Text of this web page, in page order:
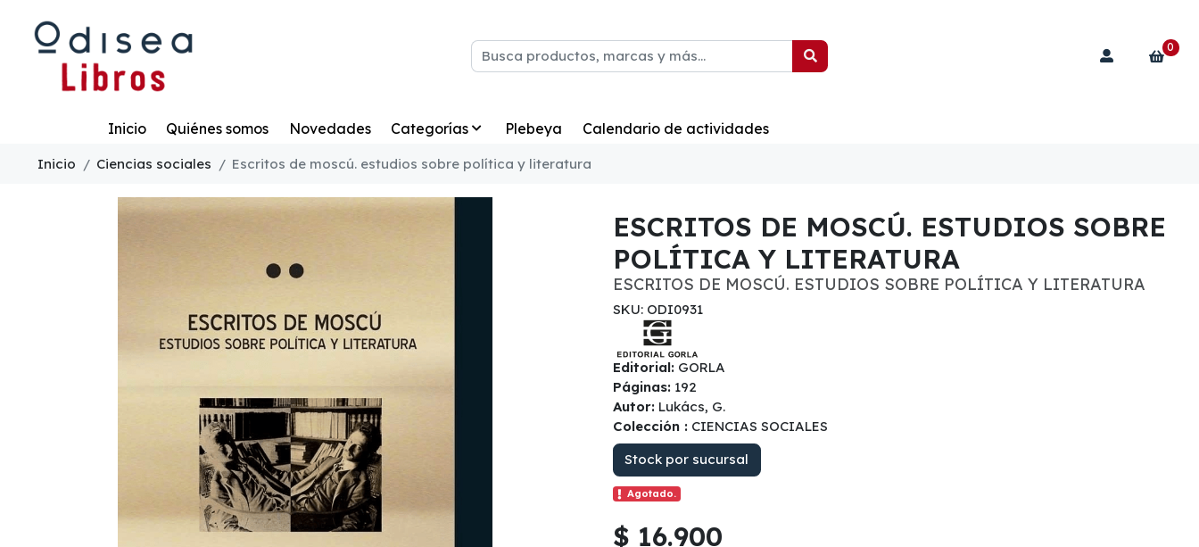
0
Inicio Quiénes somos Novedades Categorías Plebeya Calendario de actividades
Inicio Ciencias sociales Escritos de moscú. estudios sobre política y literatura
ESCRITOS DE MOSCÚ. ESTUDIOS SOBRE
POLÍTICA Y LITERATURA
ESCRITOS DE MOSCÚ. ESTUDIOS SOBRE POLÍTICA Y LITERATURA
SKU: ODI0931
Editorial: GORLA
Páginas: 192
Autor: Lukács, G.
Colección : CIENCIAS SOCIALES
Stock por sucursal
Agotado.
$ 16.900